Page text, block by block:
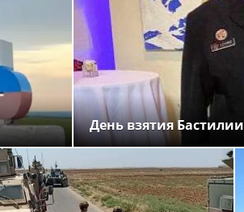
День взятия Бастилии